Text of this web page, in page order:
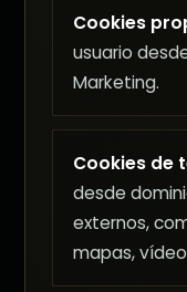
Cookies
usuario
Marketing.
Cookies de
desde
externos,
mapas,